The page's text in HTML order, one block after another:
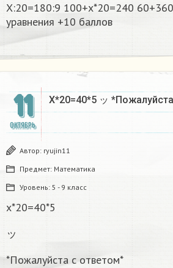
Х:20=180:9 100+x*20=240
уравнения +10 баллов
11
ОКТЯБРЬ
Х*20=40*5 ッ
Автор: ryujin11
Предмет: Математика
Уровень: 5 - 9 класс
х*20=40*5
ッ
*Пожалуйста с ответом*